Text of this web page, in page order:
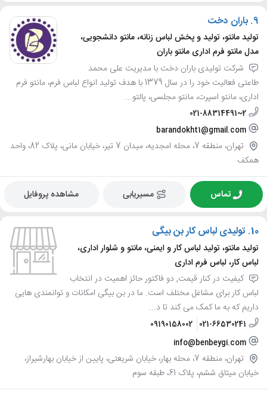
9. باران دخت
تولید مانتو، تولید و پخش لباس زنانه، مانتو دانشجویی،
مدل مانتو فرم اداری مانتو باران
شرکت تولیدی باران دخت با مدیریت علی محمد
طاعتی فعالیت خود را در سال 1379 با هدف تولید انواع لباس فرم، مانتو فرم
اداری، مانتو اسپرت، مانتو مجلسی، پالتو...
021-88314491~2
barandokht1@gmail.com
تهران، منطقه 7، محله امجدیه، میدان 7 تیر، خیابان مانی، پلاک 82، واحد
همکف
تماس مسیریابی مشاهده پروفایل
10. تولیدی لباس کار بن بیگی
تولید مانتو، تولید لباس کار و ایمنی، مانتو و شلوار اداری،
لباس کار، لباس فرم اداری
کیفیت در کنار قیمت, دو فاکتور حائز اهمیت در انتخاب
لباس کار برای مشاغل مختلف است. ما در بن بیگی امکانات و توانمندی هایی
داریم که به ما کمک می کند تا د...
021-66530241
09190158002
info@benbeygi.com
تهران، منطقه 7، محله بهار، خیابان شریعتی، پایین از خیابان بهارشیراز،
خیابان میثاق ششم، پلاک 61، طبقه سوم